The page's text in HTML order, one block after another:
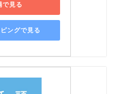
で見る
ングで見る